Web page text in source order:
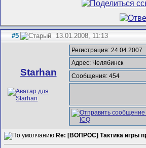
#5 13.01.2008, 11:13
Starhan
Регистрация: 24.04.2007
Адрес: Челябинск
Сообщения: 454
Re: [ВОПРОС] Тактика игры